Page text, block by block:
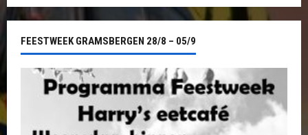
FEESTWEEK GRAMSBERGEN 28/8 – 05/9